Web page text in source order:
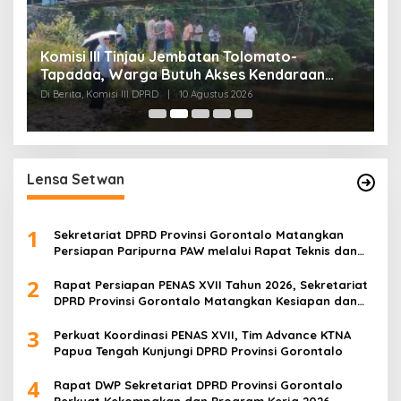
Komisi III Tinjau Jembatan Tolomato-
Tapadaa, Warga Butuh Akses Kendaraan
Roda Empat
Di Berita, Komisi III DPRD 10 Agustus 2026
Lensa Setwan
1
Sekretariat DPRD Provinsi Gorontalo Matangkan
Persiapan Paripurna PAW melalui Rapat Teknis dan
2
Rapat Persiapan PENAS XVII Tahun 2026, Sekretariat
DPRD Provinsi Gorontalo Matangkan Kesiapan dan
3
Perkuat Koordinasi PENAS XVII, Tim Advance KTNA
Papua Tengah Kunjungi DPRD Provinsi Gorontalo
4
Rapat DWP Sekretariat DPRD Provinsi Gorontalo